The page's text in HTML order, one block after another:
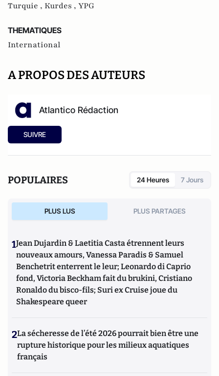
Turquie , Kurdes , YPG
THEMATIQUES
International
A PROPOS DES AUTEURS
Atlantico Rédaction
SUIVRE
POPULAIRES 24 Heures 7 Jours
PLUS LUS PLUS PARTAGES
1Jean Dujardin & Laetitia Casta étrennent leurs
nouveaux amours, Vanessa Paradis & Samuel
Benchetrit enterrent le leur; Leonardo di Caprio
fond, Victoria Beckham fait du brukini, Cristiano
Ronaldo du bisco-fils; Suri ex Cruise joue du
Shakespeare queer
2La sécheresse de l’été 2026 pourrait bien être une
rupture historique pour les milieux aquatiques
français